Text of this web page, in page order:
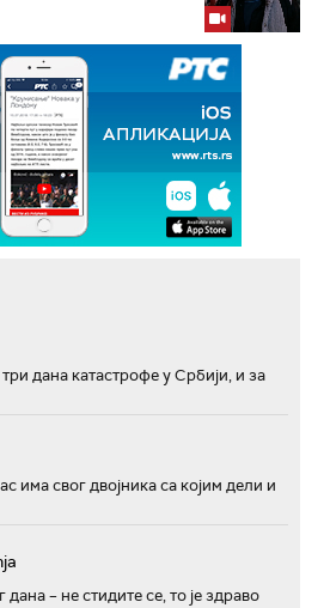
дана катастрофе у Србији, и за
има свог двојника са којим дели и
– не стидите се, то је здраво